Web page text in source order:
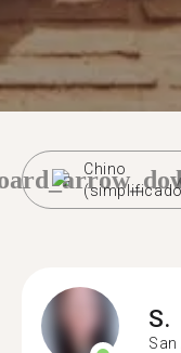
Chino
S.